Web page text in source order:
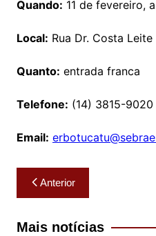
Quando: 11 de fevereiro,
Local: Rua Dr. Costa
Quanto: entrada franca
Telefone: (14) 3815-9020
Email:
Navegação
de
Post
Anterior
Mais notícias